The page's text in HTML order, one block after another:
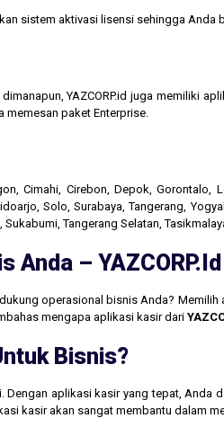
sistem aktivasi lisensi sehingga Anda
YAZCORP.id juga memiliki
paket Enterprise.
Cimahi, Cirebon, Depok,
Solo, Surabaya, Tangerang,
Tangerang Selatan,
Anda – YAZCORP.id
operasional bisnis Anda?
mengapa aplikasi kasir dari
Bisnis?
aplikasi kasir yang tepat,
kasir akan sangat membantu dalam